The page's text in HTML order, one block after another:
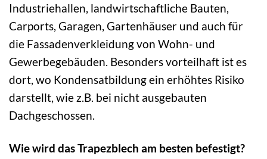
Industriehallen, landwirtschaftliche Bauten,
Carports, Garagen, Gartenhäuser und auch für
die Fassadenverkleidung von Wohn- und
Gewerbegebäuden. Besonders vorteilhaft ist es
dort, wo Kondensatbildung ein erhöhtes Risiko
darstellt, wie z.B. bei nicht ausgebauten
Dachgeschossen.
Wie wird das Trapezblech am besten befestigt?